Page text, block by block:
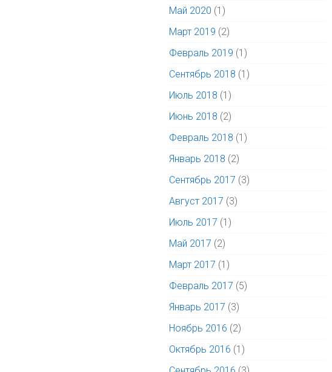
Май 2020 (1)
Март 2019 (2)
Февраль 2019 (1)
Сентябрь 2018 (1)
Июль 2018 (1)
Июнь 2018 (2)
Февраль 2018 (1)
Январь 2018 (2)
Сентябрь 2017 (3)
Август 2017 (3)
Июль 2017 (1)
Май 2017 (2)
Март 2017 (1)
Февраль 2017 (5)
Январь 2017 (3)
Ноябрь 2016 (2)
Октябрь 2016 (1)